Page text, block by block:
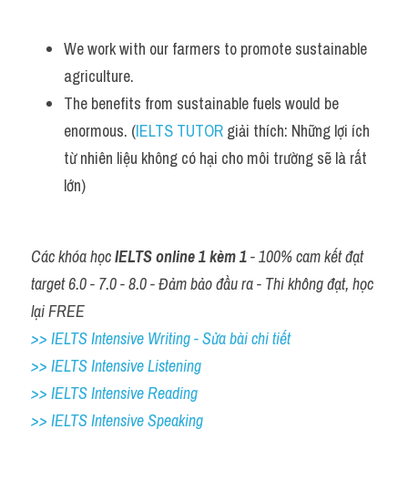
We work with our farmers to promote sustainable
agriculture.
The benefits from sustainable fuels would be
enormous. (IELTS TUTOR giải thích: Những lợi ích
từ nhiên liệu không có hại cho môi trường sẽ là rất
lớn)
Các khóa học IELTS online 1 kèm 1 - 100% cam kết đạt
target 6.0 - 7.0 - 8.0 - Đảm bảo đầu ra - Thi không đạt, học
lại FREE
>> IELTS Intensive Writing - Sửa bài chi tiết
>> IELTS Intensive Listening
>> IELTS Intensive Reading
>> IELTS Intensive Speaking